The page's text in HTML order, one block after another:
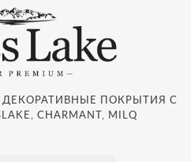
ДЕКОРАТИВНЫЕ ПОКРЫТИЯ С
CHARMANT, MILQ